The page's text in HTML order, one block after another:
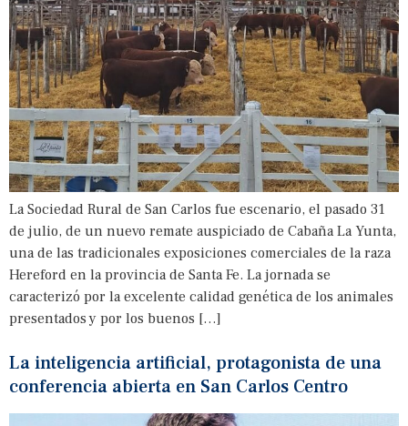
La Sociedad Rural de San Carlos fue escenario, el pasado 31
de julio, de un nuevo remate auspiciado de Cabaña La Yunta,
una de las tradicionales exposiciones comerciales de la raza
Hereford en la provincia de Santa Fe. La jornada se
caracterizó por la excelente calidad genética de los animales
presentados y por los buenos […]
La inteligencia artificial, protagonista de una
conferencia abierta en San Carlos Centro